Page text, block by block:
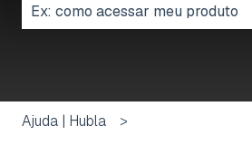
Ajuda | Hubla